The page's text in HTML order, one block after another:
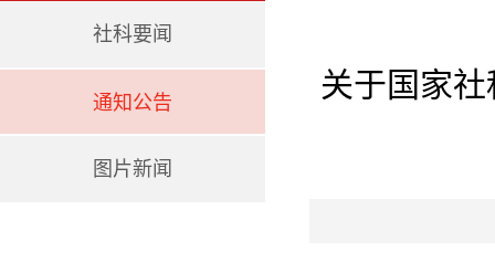
社科要闻
通知公告
图片新闻
关于国家